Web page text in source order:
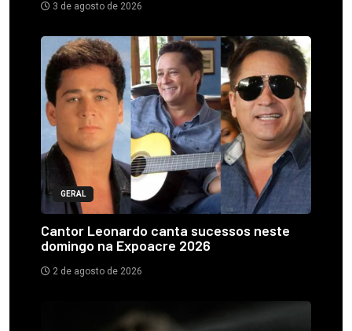
3 de agosto de 2026
GERAL
Cantor Leonardo canta sucessos neste
domingo na Expoacre 2026
2 de agosto de 2026